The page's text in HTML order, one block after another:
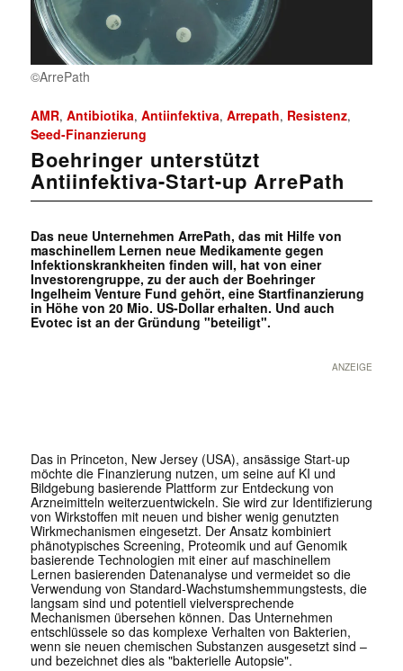
©ArrePath
AMR, Antibiotika, Antiinfektiva, Arrepath, Resistenz,
Seed-Finanzierung
Boehringer unterstützt
Antiinfektiva-Start-up ArrePath
Das neue Unternehmen ArrePath, das mit Hilfe von
maschinellem Lernen neue Medikamente gegen
Infektionskrankheiten finden will, hat von einer
Investorengruppe, zu der auch der Boehringer
Ingelheim Venture Fund gehört, eine Startfinanzierung
in Höhe von 20 Mio. US-Dollar erhalten. Und auch
Evotec ist an der Gründung "beteiligt".
ANZEIGE
Das in Princeton, New Jersey (USA), ansässige Start-up
möchte die Finanzierung nutzen, um seine auf KI und
Bildgebung basierende Plattform zur Entdeckung von
Arzneimitteln weiterzuentwickeln. Sie wird zur Identifizierung
von Wirkstoffen mit neuen und bisher wenig genutzten
Wirkmechanismen eingesetzt. Der Ansatz kombiniert
phänotypisches Screening, Proteomik und auf Genomik
basierende Technologien mit einer auf maschinellem
Lernen basierenden Datenanalyse und vermeidet so die
Verwendung von Standard-Wachstumshemmungstests, die
langsam sind und potentiell vielversprechende
Mechanismen übersehen können. Das Unternehmen
entschlüssele so das komplexe Verhalten von Bakterien,
wenn sie neuen chemischen Substanzen ausgesetzt sind –
und bezeichnet dies als "bakterielle Autopsie".